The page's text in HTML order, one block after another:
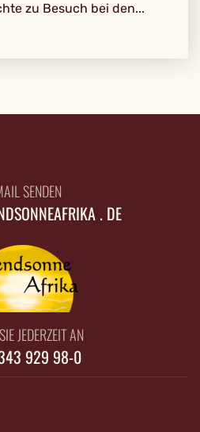
zu Besuch bei den...
SENDEN
. DE
JEDERZEIT AN
929 98-0